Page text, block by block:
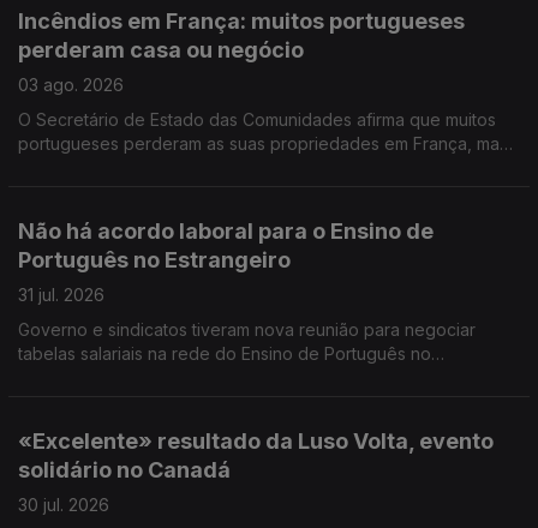
Incêndios em França: muitos portugueses
perderam casa ou negócio
03 ago. 2026
O Secretário de Estado das Comunidades afirma que muitos
portugueses perderam as suas propriedades em França, mas
Não há acordo laboral para o Ensino de
Português no Estrangeiro
31 jul. 2026
Governo e sindicatos tiveram nova reunião para negociar
tabelas salariais na rede do Ensino de Português no
«Excelente» resultado da Luso Volta, evento
solidário no Canadá
30 jul. 2026